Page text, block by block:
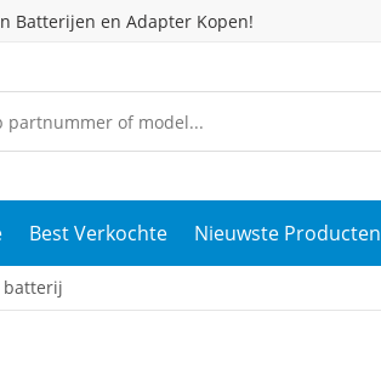
Batterijen en Adapter Kopen!
Best Verkochte Nieuwste Producten
batterij